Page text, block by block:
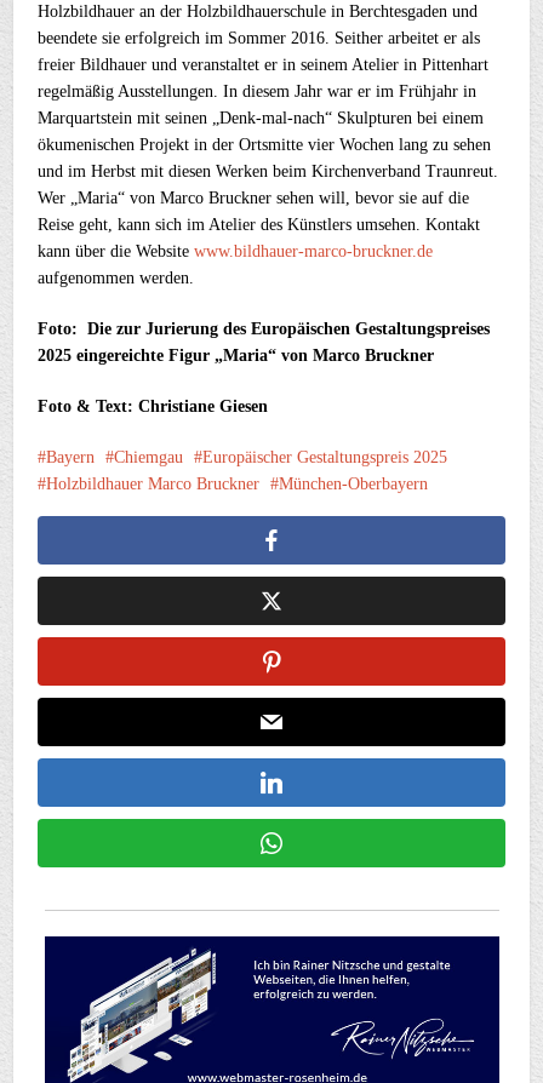
Holzbildhauer an der Holzbildhauerschule in Berchtesgaden und
beendete sie erfolgreich im Sommer 2016. Seither arbeitet er als
freier Bildhauer und veranstaltet er in seinem Atelier in Pittenhart
regelmäßig Ausstellungen. In diesem Jahr war er im Frühjahr in
Marquartstein mit seinen „Denk-mal-nach“ Skulpturen bei einem
ökumenischen Projekt in der Ortsmitte vier Wochen lang zu sehen
und im Herbst mit diesen Werken beim Kirchenverband Traunreut.
Wer „Maria“ von Marco Bruckner sehen will, bevor sie auf die
Reise geht, kann sich im Atelier des Künstlers umsehen. Kontakt
kann über die Websitewww.bildhauer-marco-bruckner.de
aufgenommen werden.
Foto: Die zur Jurierung des Europäischen Gestaltungspreises
2025 eingereichte Figur „Maria“ von Marco Bruckner
Foto & Text: Christiane Giesen
Bayern Chiemgau
Europäischer Gestaltungspreis 2025
Holzbildhauer Marco Bruckner
München-Oberbayern